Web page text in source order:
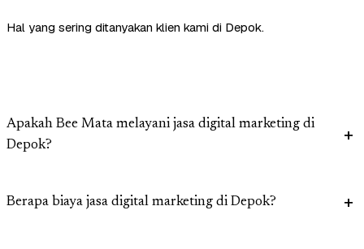
Hal yang sering ditanyakan klien kami di Depok.
Apakah Bee Mata melayani jasa digital marketing di
Depok?
Berapa biaya jasa digital marketing di Depok?